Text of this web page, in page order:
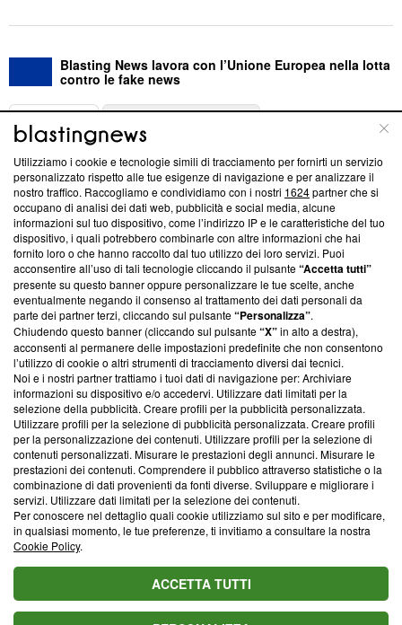
Blasting News lavora con l’Unione Europea nella lotta
contro le fake news
ABOUT
Questa sezione offre informazioni trasparenti su Blasting
News, sui nostri processi editoriali e su come ci impegniamo a
creare news di qualità. Inoltre, afferma la nostra aderenza a
‘Trust Project - News with Integrity’Blasting News non è
ancora membro del programma, ma ha richiesto di farne
parte; Trust Project non ha ancora effettuato una verifica di
conformità agli standard.
Su di noi
Team editoriale
Corporate
Redazione
Informativa Privacy
Cookie Policy
Blasting SA, IDI CHE-247.845.224, Via Carlo Frasca, 3 - 6900
Lugano (Svizzera) Tel:+39 0690258937
© 2026 Blasting News
Utilizziamo i cookie e tecnologie simili di tracciamento per fornirti un servizio
personalizzato rispetto alle tue esigenze di navigazione e per analizzare il
nostro traffico. Raccogliamo e condividiamo con i nostri 1624partner che si
occupano di analisi dei dati web, pubblicità e social media, alcune
informazioni sul tuo dispositivo, come l’indirizzo IP e le caratteristiche del tuo
dispositivo, i quali potrebbero combinarle con altre informazioni che hai
fornito loro o che hanno raccolto dal tuo utilizzo dei loro servizi. Puoi
acconsentire all’uso di tali tecnologie cliccando il pulsante“Accetta tutti”
presente su questo banner oppure personalizzare le tue scelte, anche
eventualmente negando il consenso al trattamento dei dati personali da
parte dei partner terzi, cliccando sul pulsante“Personalizza”.
Chiudendo questo banner (cliccando sul pulsante“X”in alto a destra),
acconsenti al permanere delle impostazioni predefinite che non consentono
l’utilizzo di cookie o altri strumenti di tracciamento diversi dai tecnici.
Noi e i nostri partner trattiamo i tuoi dati di navigazione per: Archiviare
informazioni su dispositivo e/o accedervi. Utilizzare dati limitati per la
selezione della pubblicità. Creare profili per la pubblicità personalizzata.
Utilizzare profili per la selezione di pubblicità personalizzata. Creare profili
per la personalizzazione dei contenuti. Utilizzare profili per la selezione di
contenuti personalizzati. Misurare le prestazioni degli annunci. Misurare le
prestazioni dei contenuti. Comprendere il pubblico attraverso statistiche o la
combinazione di dati provenienti da fonti diverse. Sviluppare e migliorare i
servizi. Utilizzare dati limitati per la selezione dei contenuti.
Per conoscere nel dettaglio quali cookie utilizziamo sul sito e per modificare,
in qualsiasi momento, le tue preferenze, ti invitiamo a consultare la nostra
Cookie Policy.
ACCETTA TUTTI